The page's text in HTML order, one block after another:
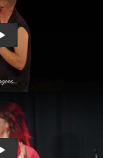
Steven Mahieu belt met de
Els Verhofstede over trends